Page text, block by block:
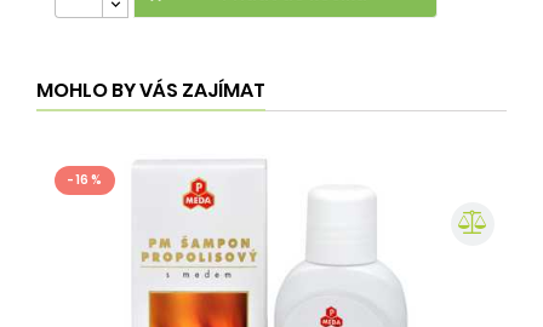
MOHLO BY VÁS ZAJÍMAT
- 16 %